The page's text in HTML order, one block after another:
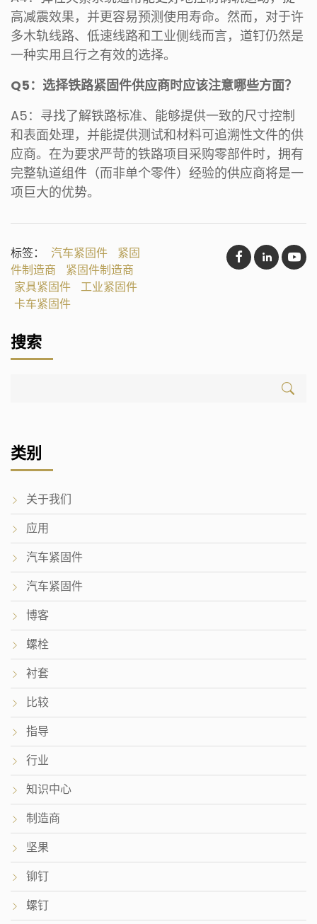
高减震效果，并更容易预测使用寿命。然而，对于许
多木轨线路、低速线路和工业侧线而言，道钉仍然是
一种实用且行之有效的选择。
Q5：选择铁路紧固件供应商时应该注意哪些方面？
A5：寻找了解铁路标准、能够提供一致的尺寸控制
和表面处理，并能提供测试和材料可追溯性文件的供
应商。在为要求严苛的铁路项目采购零部件时，拥有
完整轨道组件（而非单个零件）经验的供应商将是一
项巨大的优势。
标签： 汽车紧固件
紧固
件制造商
紧固件制造商
家具紧固件
工业紧固件
卡车紧固件
搜索
类别
关于我们
应用
汽车紧固件
汽车紧固件
博客
螺栓
衬套
比较
指导
行业
知识中心
制造商
坚果
铆钉
螺钉